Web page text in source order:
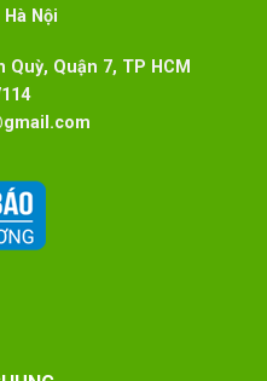
Nội
Quỳ, Quận 7, TP HCM